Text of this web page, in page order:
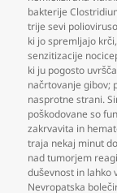
bakterije
trije sevi
ki jo spremljajo krči,
senzitizacije
ki ju pogosto
načrtovanje gibov;
nasprotne strani.
poškodovane so
zakrvavita in
traja nekaj minut
nad tumorjem
duševnost in lahko
Nevropatska